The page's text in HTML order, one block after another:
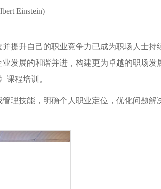
Einstein)
提升自己的职业竞争力已成为职场人士持
发展的和谐并进，构建更为卓越的职场发
程培训。
理技能，明确个人职业定位，优化问题解